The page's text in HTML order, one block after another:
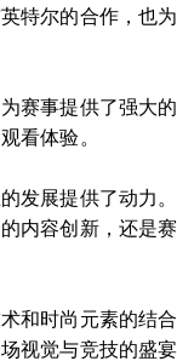
特尔的合作，也
赛事提供了强大
看体验。
发展提供了动力
内容创新，还是
和时尚元素的结
觉与竞技的盛